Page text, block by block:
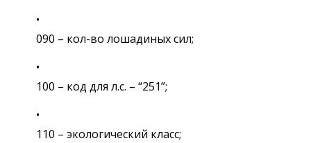
090 – кол-во лошадиных сил;
100 – код для л.с. – “251”;
110 – экологический класс;